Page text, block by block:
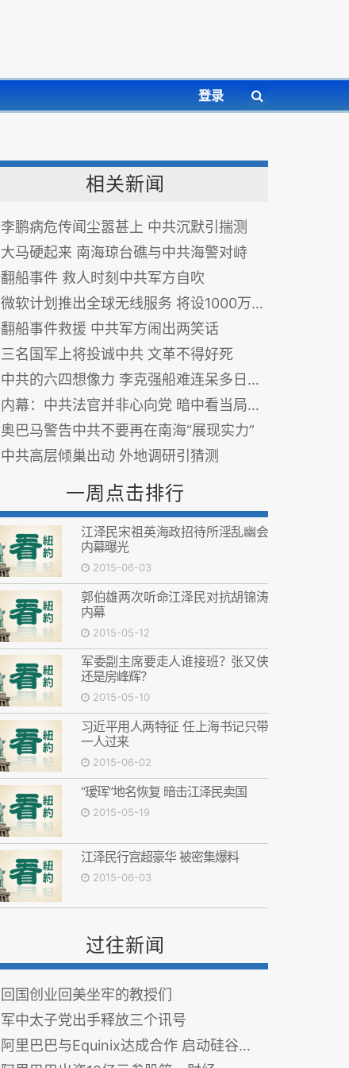
登录
相关新闻
李鹏病危传闻尘嚣甚上 中共沉默引揣测
大马硬起来 南海琼台礁与中共海警对峙
翻船事件 救人时刻中共军方自吹
微软计划推出全球无线服务 将设1000万个WiFi热点
翻船事件救援 中共军方闹出两笑话
三名国军上将投诚中共 文革不得好死
中共的六四想像力 李克强船难连呆多日有说法
内幕：中共法官并非心向党 暗中看当局笑话坐山观虎斗 图
奥巴马警告中共不要再在南海“展现实力”
中共高层倾巢出动 外地调研引猜测
一周点击排行
江泽民宋祖英海政招待所淫乱幽会
内幕曝光
2015-06-03
郭伯雄两次听命江泽民对抗胡锦涛
内幕
2015-05-12
军委副主席要走人谁接班？张又侠
还是房峰辉？
2015-05-10
习近平用人两特征 任上海书记只带
一人过来
2015-06-02
“瑷珲”地名恢复 暗击江泽民卖国
2015-05-19
江泽民行宫超豪华 被密集爆料
2015-06-03
过往新闻
回国创业回美坐牢的教授们
军中太子党出手释放三个讯号
阿里巴巴与Equinix达成合作 启动硅谷数据中心